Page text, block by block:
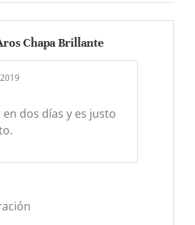
Chapa Brillante
dos días y es justo